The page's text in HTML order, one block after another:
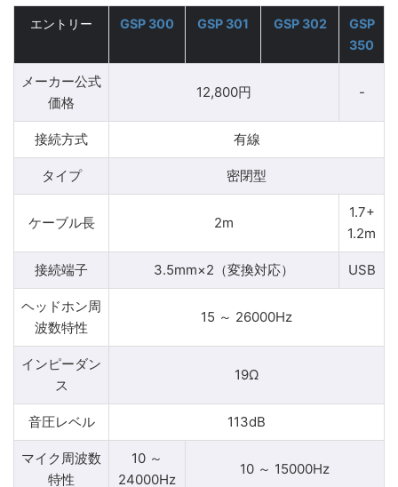
エントリー GSP 300 GSP 301 GSP 302
GSP
350
メーカー公式
価格
12,800円 -
接続方式 有線
タイプ 密閉型
ケーブル長 2m
1.7+
1.2m
接続端子 3.5mm×2（変換対応） USB
ヘッドホン周
波数特性
15 ～ 26000Hz
インピーダン
ス
19Ω
音圧レベル 113dB
マイク周波数
特性
10 ～
24000Hz
10 ～ 15000Hz